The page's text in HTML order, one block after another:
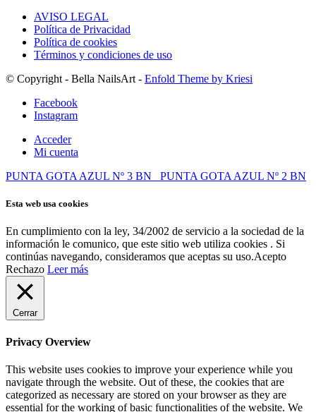
AVISO LEGAL
Política de Privacidad
Política de cookies
Términos y condiciones de uso
© Copyright - Bella NailsArt - Enfold Theme by Kriesi
Facebook
Instagram
Acceder
Mi cuenta
PUNTA GOTA AZUL Nº 3 BN
PUNTA GOTA AZUL Nº 2 BN
Esta web usa cookies
En cumplimiento con la ley, 34/2002 de servicio a la sociedad de la
información le comunico, que este sitio web utiliza cookies . Si
continúas navegando, consideramos que aceptas su uso.Acepto
Rechazo Leer más
Cerrar
Privacy Overview
This website uses cookies to improve your experience while you
navigate through the website. Out of these, the cookies that are
categorized as necessary are stored on your browser as they are
essential for the working of basic functionalities of the website. We